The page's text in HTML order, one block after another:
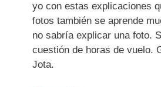
yo con estas explicaciones
fotos también se aprende
no sabría explicar una foto.
cuestión de horas de vuelo.
Jota.